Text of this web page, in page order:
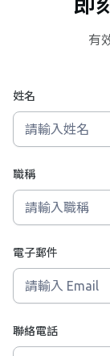
有
姓名
職稱
電子郵件
聯絡電話